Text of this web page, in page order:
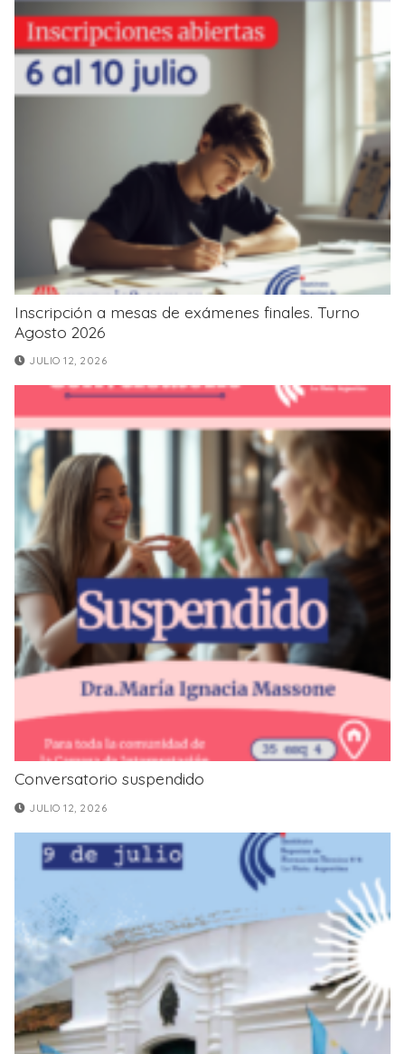
Inscripción a mesas de exámenes finales. Turno
Agosto 2026
JULIO 12, 2026
Conversatorio suspendido
JULIO 12, 2026